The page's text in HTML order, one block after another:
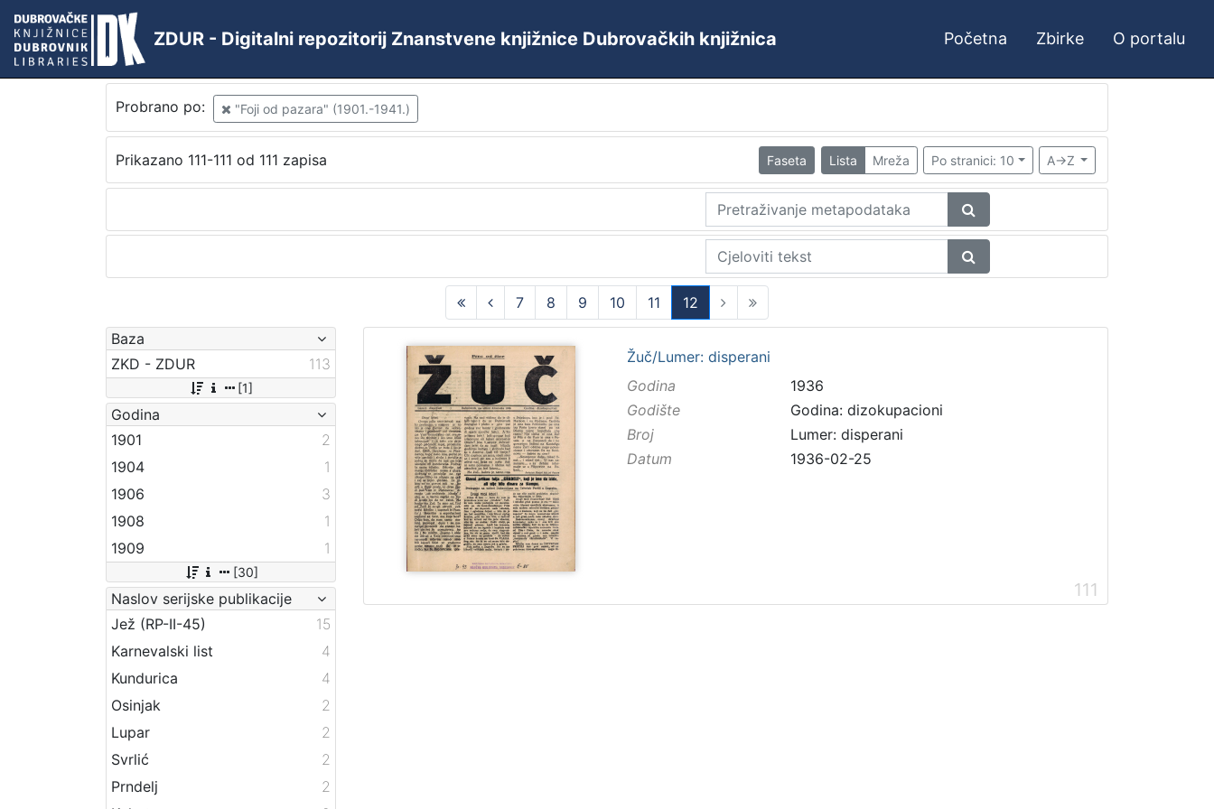
ZDUR - Digitalni repozitorij Znanstvene knjižnice Dubrovačkih knjižnica Početna Zbirke O portalu
Probrano po: "Foji od pazara" (1901.-1941.)
Prikazano 111-111 od 111 zapisa Faseta Lista Mreža Po stranici: 10 A->Z
7 8 9 10 11
12
(current)
Baza
ZKD - ZDUR
113
[1]
Godina
1901
2
1904
1
1906
3
1908
1
1909
1
[30]
Naslov serijske publikacije
Jež (RP-II-45)
15
Karnevalski list
4
Kundurica
4
Osinjak
2
Lupar
2
Svrlić
2
Prndelj
2
Žuč/Lumer: disperani
Godina
1936
Godište
Godina: dizokupacioni
Broj
Lumer: disperani
Datum
1936-02-25
111